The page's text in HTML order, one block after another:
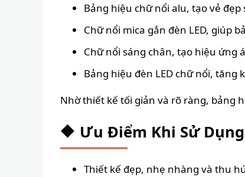
Bảng hiệu chữ nổi alu, tạo vẻ
Chữ nổi mica gắn đèn LED, giúp
Chữ nổi sáng chân, tạo hiệu ứng
Bảng hiệu đèn LED chữ nổi,
Nhờ thiết kế tối giản và rõ ràng, bảng
🔶 Ưu Điểm Khi Sử
Thiết kế đẹp, nhẹ nhàng và thu